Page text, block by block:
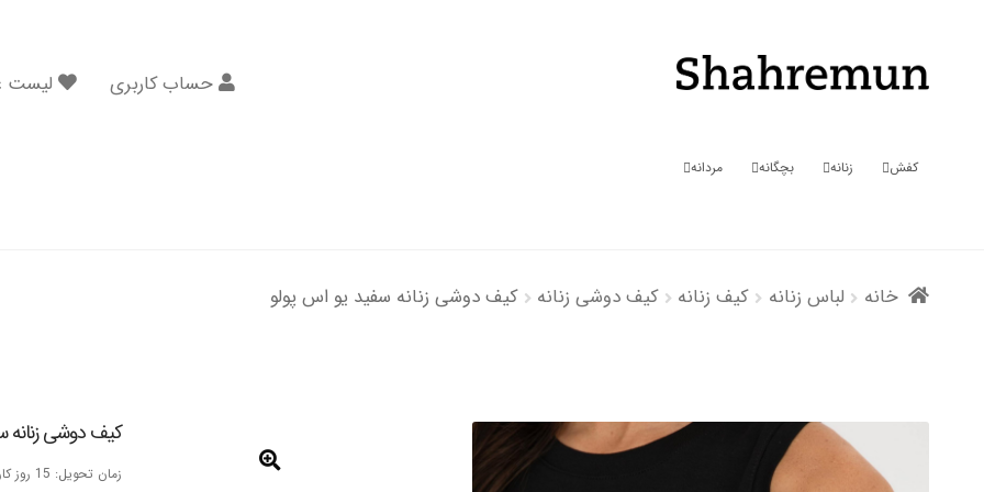
پرش
پرش
حساب کاربری لیست
کفش زنانه بچگانه مردانه
خانه لباس زنانه کیف زنانه کیف دوشی زنانه کیف دوشی زنانه سفید یو اس پولو
کیف دوشی زنانه
زمان تحویل: 15 روز کاری